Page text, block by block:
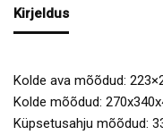
Kirjeldus
Kolde ava mõõdud:
Kolde mõõdud:
Küpsetusahju mõõdud: